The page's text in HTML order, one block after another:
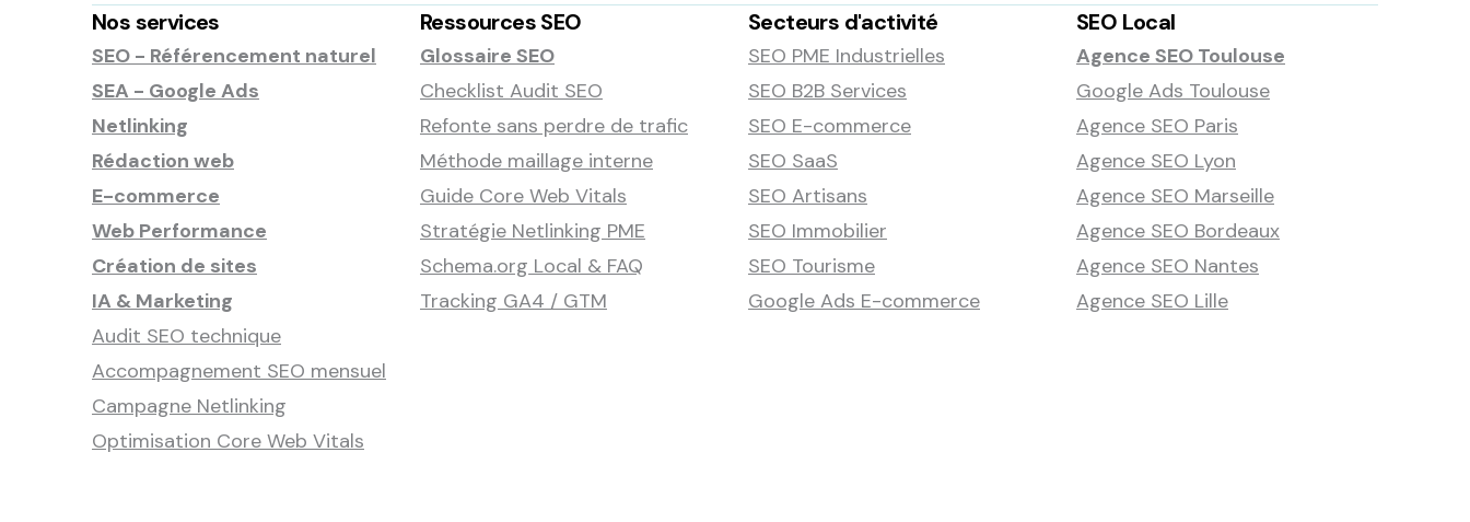
Nos services
SEO - Référencement naturel
SEA - Google Ads
Netlinking
Rédaction web
E-commerce
Web Performance
Création de sites
IA & Marketing
Audit SEO technique
Accompagnement SEO mensuel
Campagne Netlinking
Optimisation Core Web Vitals
Ressources SEO
Glossaire SEO
Checklist Audit SEO
Refonte sans perdre de trafic
Méthode maillage interne
Guide Core Web Vitals
Stratégie Netlinking PME
Schema.org Local & FAQ
Tracking GA4 / GTM
Secteurs d'activité
SEO PME Industrielles
SEO B2B Services
SEO E-commerce
SEO SaaS
SEO Artisans
SEO Immobilier
SEO Tourisme
Google Ads E-commerce
SEO Local
Agence SEO Toulouse
Google Ads Toulouse
Agence SEO Paris
Agence SEO Lyon
Agence SEO Marseille
Agence SEO Bordeaux
Agence SEO Nantes
Agence SEO Lille